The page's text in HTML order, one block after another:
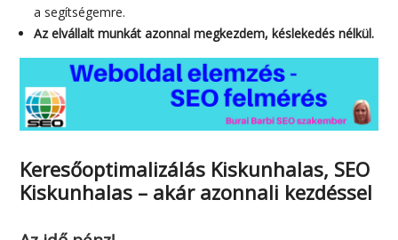
a segítségemre.
Az elvállalt munkát azonnal megkezdem, késlekedés nélkül.
Keresőoptimalizálás Kiskunhalas, SEO
Kiskunhalas – akár azonnali kezdéssel